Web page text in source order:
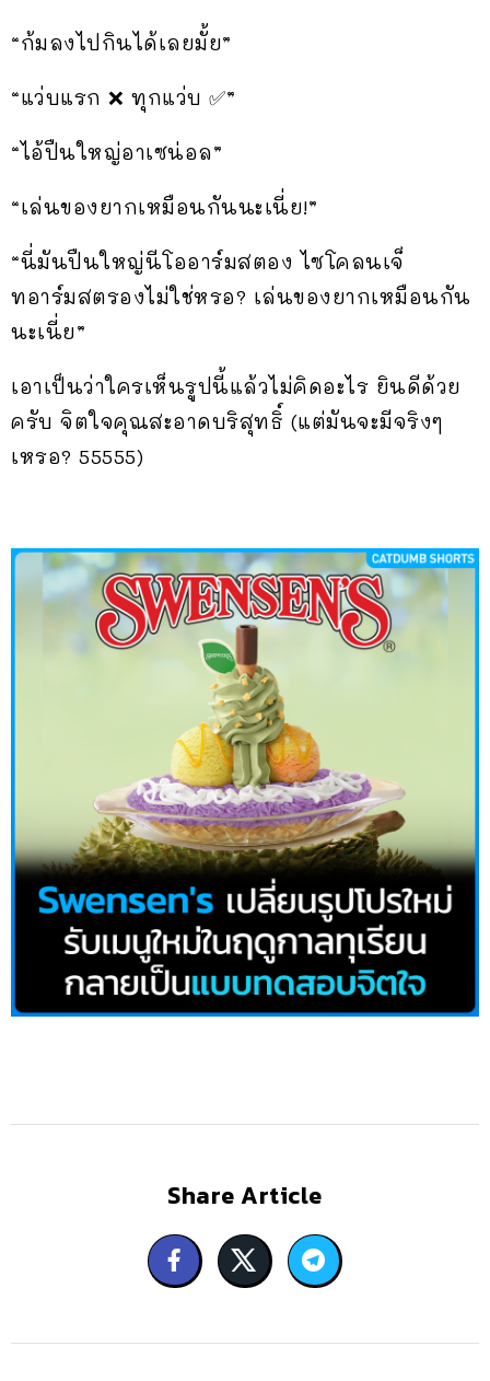
“ก้มลงไปกินได้เลยมั้ย”
“แว่บแรก​ ❌ ทุกแว่บ ✅”
“ไอ้ปืนใหญ่อาเซน่อล”
“เล่นของยากเหมือนกันนะเนี่ย!”
“นี่มันปืนใหญ่นีโออาร์มสตอง ไซโคลนเจ็
ทอาร์มสตรองไม่ใช่หรอ? เล่นของยากเหมือนกัน
นะเนี่ย”
เอาเป็นว่าใครเห็นรูปนี้แล้วไม่คิดอะไร ยินดีด้วย
ครับ จิตใจคุณสะอาดบริสุทธิ์ (แต่มันจะมีจริงๆ
เหรอ? 55555)
Share Article